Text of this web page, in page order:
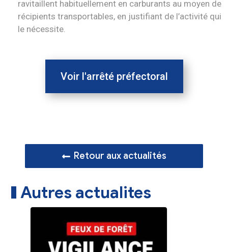
ravitaillent habituellement en carburants au moyen de
récipients transportables, en justifiant de l’activité qui
le nécessite.
Voir l'arrêté préfectoral
Retour aux actualités
Autres actualites